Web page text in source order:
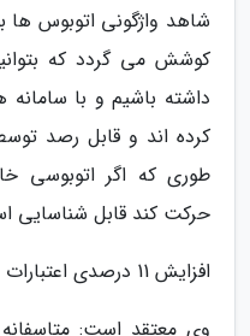
شاهد واژگونی اتوبوس ها
کوشش می گردد که
داشته باشیم و با
کرده اند و قابل رصد
طوری که اگر اتوبوسی
حرکت کند قابل شناسایی
افزایش 11 درصدی اعتبارات در حوزه حمل ونقل
وی معتقد است: